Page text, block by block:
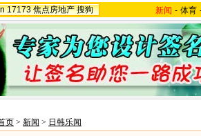
17173 焦点房地产 搜狗 新闻 - 体育
页 > 新闻 > 日韩乐闻